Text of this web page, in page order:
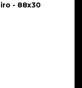
- 88x30